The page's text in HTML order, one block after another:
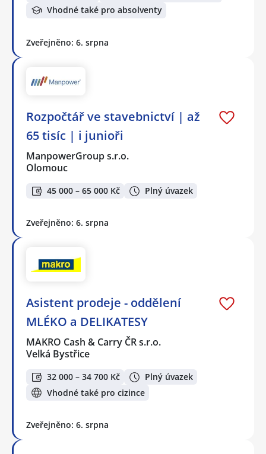
Vhodné také pro absolventy
Zveřejněno: 6. srpna
Rozpočtář ve stavebnictví | až
65 tisíc | i junioři
ManpowerGroup s.r.o.
Olomouc
45 000 – 65 000 Kč Plný úvazek
Zveřejněno: 6. srpna
Asistent prodeje - oddělení
MLÉKO a DELIKATESY
MAKRO Cash & Carry ČR s.r.o.
Velká Bystřice
32 000 – 34 700 Kč
Plný úvazek
Vhodné také pro cizince
Zveřejněno: 6. srpna